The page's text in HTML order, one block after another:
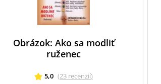
Obrázok: Ako sa modliť
ruženec
5,0 (23 recenzií)